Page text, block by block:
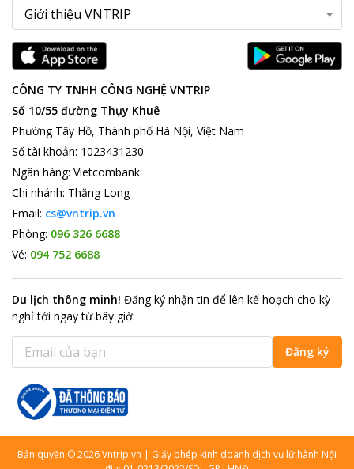
CÔNG TY TNHH CÔNG NGHỆ VNTRIP
Số 10/55 đường Thụy Khuê
Phường Tây Hồ, Thành phố Hà Nội, Việt Nam
Số tài khoản: 1023431230
Ngân hàng: Vietcombank
Chi nhánh: Thăng Long
Email: cs@vntrip.vn
Phòng: 096 326 6688
Vé: 094 752 6688
Du lịch thông minh! Đăng ký nhận tin để lên kế hoạch cho kỳ
nghỉ tới ngay từ bây giờ:
Đăng ký
Bản quyền ©2026Vntrip.vn | Giấy phép kinh doanh dịch vụ lữ hành Nội